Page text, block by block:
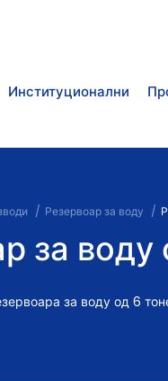
Институционални
Резервоар за воду
за воду
за воду од 6